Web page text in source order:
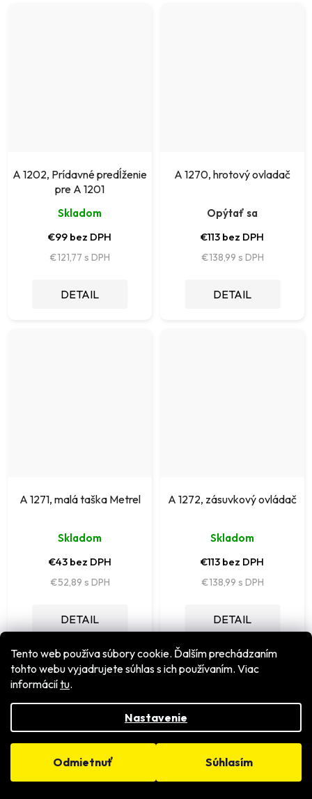
Tento web používa súbory cookie. Ďalším prechádzaním
tohto webu vyjadrujete súhlas s ich používaním. Viac
informáciítu.
Nastavenie
Odmietnuť Súhlasím
A 1202, Prídavné predĺženie
pre A 1201
Skladom
€99 bez DPH
€121,77
DETAIL
A 1270, hrotový ovladač
Opýtať sa
€113 bez DPH
€138,99
DETAIL
A 1271, malá taška Metrel
Skladom
€43 bez DPH
€52,89
DETAIL
A 1272, zásuvkový ovládač
Skladom
€113 bez DPH
€138,99
DETAIL